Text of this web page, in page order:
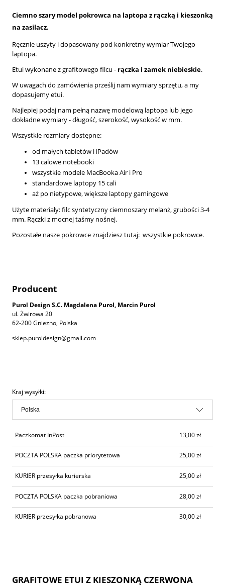
Ciemno szary model pokrowca na laptopa z rączką i kieszonką
na zasilacz.
Ręcznie uszyty i dopasowany pod konkretny wymiar Twojego
laptopa.
Etui wykonane z grafitowego filcu - rączka i zamek niebieskie.
W uwagach do zamówienia prześlij nam wymiary sprzętu, a my
dopasujemy etui.
Najlepiej podaj nam pełną nazwę modelową laptopa lub jego
dokładne wymiary - długość, szerokość, wysokość w mm.
Wszystkie rozmiary dostępne:
od małych tabletów i iPadów
13 calowe notebooki
wszystkie modele MacBooka Air i Pro
standardowe laptopy 15 cali
aż po nietypowe, większe laptopy gamingowe
Użyte materiały: filc syntetyczny ciemnoszary melanż, grubości 3-4
mm. Rączki z mocnej taśmy nośnej.
Pozostałe nasze pokrowce znajdziesz tutaj: wszystkie pokrowce.
Producent
Purol Design S.C. Magdalena Purol, Marcin Purol
ul. Żwirowa 20
62-200 Gniezno, Polska
sklep.puroldesign@gmail.com
Kraj wysyłki:
Paczkomat InPost 13,00 zł
POCZTA POLSKA paczka priorytetowa 25,00 zł
KURIER przesyłka kurierska 25,00 zł
POCZTA POLSKA paczka pobraniowa 28,00 zł
KURIER przesyłka pobranowa 30,00 zł
GRAFITOWE ETUI Z KIESZONKĄ CZERWONA